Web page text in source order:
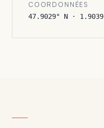
COORDONNÉES
47.9029° N · 1.9039